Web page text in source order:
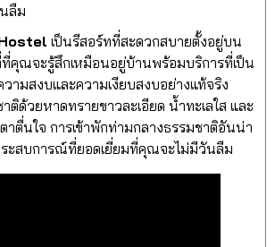
ลืม
เป็นรีสอร์ทที่สะดวกสบายตั้งอยู่บน
ที่คุณจะรู้สึกเหมือนอยู่บ้านพร้อมบริการที่เป็น
ามสงบและความเงียบสงบอย่างแท้จริง
ติด้วยหาดทรายขาวละเอียด น้ำทะเลใส และ
าตื่นใจ การเข้าพักท่ามกลางธรรมชาติอันน่า
ระสบการณ์ที่ยอดเยี่ยมที่คุณจะไม่มีวันลืม